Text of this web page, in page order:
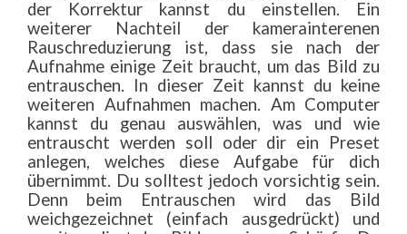
der Korrektur kannst du einstellen. Ein
weiterer Nachteil der kamerainterenen
Rauschreduzierung ist, dass sie nach der
Aufnahme einige Zeit braucht, um das Bild zu
entrauschen. In dieser Zeit kannst du keine
weiteren Aufnahmen machen. Am Computer
kannst du genau auswählen, was und wie
entrauscht werden soll oder dir ein Preset
anlegen, welches diese Aufgabe für dich
übernimmt. Du solltest jedoch vorsichtig sein.
Denn beim Entrauschen wird das Bild
weichgezeichnet (einfach ausgedrückt) und